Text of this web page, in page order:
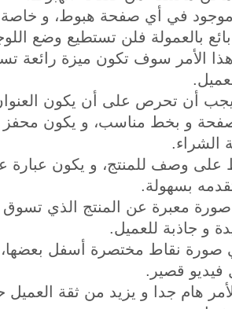
موجود في أي صفحة هبوط، و
بالعمولة فلن تستطيع وضع
الأمر سوف تكون ميزة رائعة
يجب أن تحرص على أن يكون
و بخط مناسب، و يكون محفز
الشراء.
على وصف للمنتج، و يكون
بسهولة.
معبرة عن المنتج الذي تسوق
و جاذبة للعميل.
صورة نقاط مختصرة أسفل
قصير.
هام جدا و يزيد من ثقة